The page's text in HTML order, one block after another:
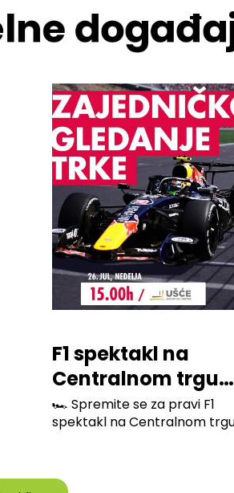
F1 spektakl na
Centralnom trgu
Ušće Shopping
Center-a
🏎️ Spremite se za pravi F1
spektakl na Centralnom